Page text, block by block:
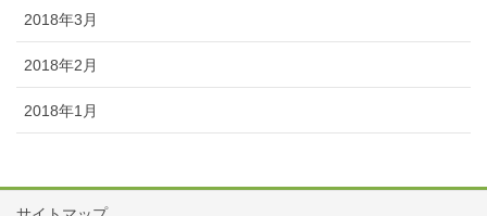
2018年3月
2018年2月
2018年1月